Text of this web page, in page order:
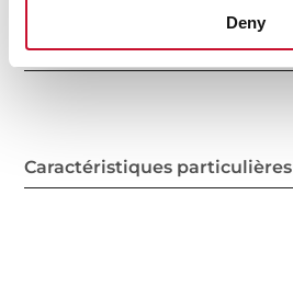
Deny
Mesures d'adaptation
Caractéristiques particulières